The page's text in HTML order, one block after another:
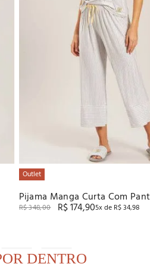
Outlet
Pijama Manga Curta Com
Viscose Listrada Baunilha
R$348,00 R$174,905x de R$34,98
DENTRO